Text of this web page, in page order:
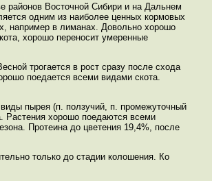
районов Восточной Сибири и на Дальнем
одним из наиболее ценных кормовых
например в лиманах. Довольно хорошо
хорошо переносит умеренные
трогается в рост сразу после схода
поедается всеми видами скота.
пырея (п. ползучий, п. промежуточный
Растения хорошо поедаются всеми
Протеина до цветения 19,4%, после
только до стадии колошения. Ко